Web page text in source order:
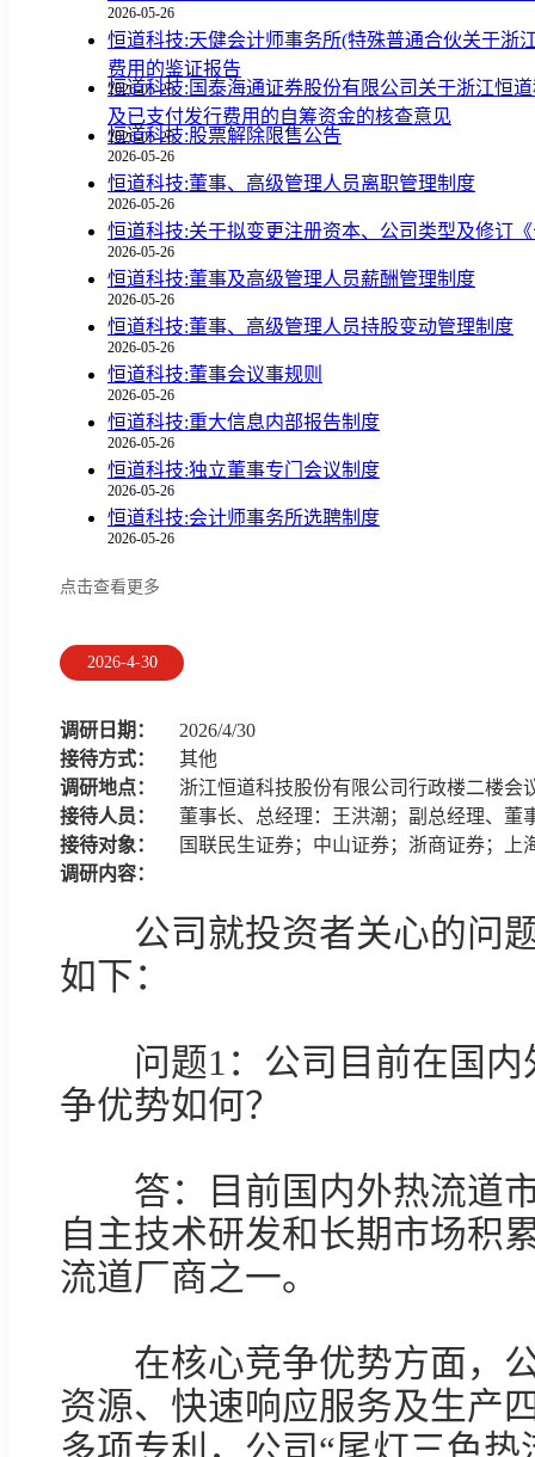
恒道科技:天健会计师事务所(特殊普通合伙关于浙
费用的鉴证报告
2026-05-26
恒道科技:国泰海通证券股份有限公司关于浙江恒
及已支付发行费用的自筹资金的核查意见
2026-05-26
恒道科技:股票解除限售公告
2026-05-26
恒道科技:董事、高级管理人员离职管理制度
2026-05-26
恒道科技:关于拟变更注册资本、公司类型及修订
2026-05-26
恒道科技:董事及高级管理人员薪酬管理制度
2026-05-26
恒道科技:董事、高级管理人员持股变动管理制度
2026-05-26
恒道科技:董事会议事规则
2026-05-26
恒道科技:重大信息内部报告制度
2026-05-26
恒道科技:独立董事专门会议制度
2026-05-26
恒道科技:会计师事务所选聘制度
2026-05-26
2026-4-30
调研日期：
接待方式：
其他
调研地点：
浙江恒道科技股份有限公司行政楼二楼会
接待人员：
董事长、总经理：王洪潮；副总经理、
接待对象：
国联民生证券；中山证券；浙商证券；上
调研内容：
公司就投资者关心的问题
如下：
问题1：公司目前在国内
争优势如何？
答：目前国内外热流道市
自主技术研发和长期市场积
流道厂商之一。
在核心竞争优势方面，公
资源、快速响应服务及生产
多项专利，公司“尾灯三色